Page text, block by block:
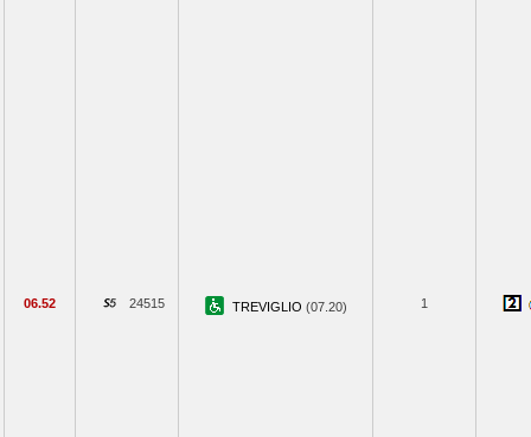
06.52 24515 TREVIGLIO (07.20) 1